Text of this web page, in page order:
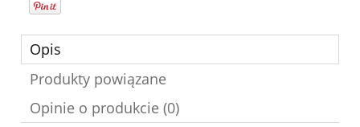
Opis
Produkty powiązane
Opinie o produkcie (0)